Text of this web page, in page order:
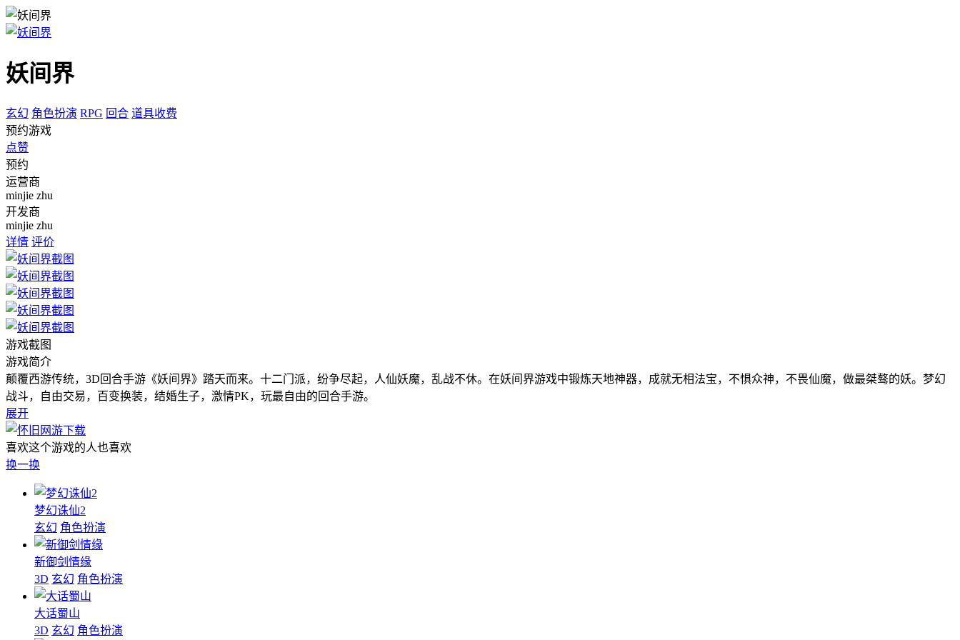
妖间界
玄幻 角色扮演 RPG 回合 道具收费
预约游戏
点赞
预约
运营商
minjie zhu
开发商
minjie zhu
详情 评价
游戏截图
游戏简介
颠覆西游传统，3D回合手游《妖间界》踏天而来。十二门派，纷争尽起，人仙妖魔，乱战不休。在妖间界游戏中锻炼天地神器，成就无相法宝，不惧众神，不畏仙魔，做最桀骜的妖。梦幻
战斗，自由交易，百变换装，结婚生子，激情PK，玩最自由的回合手游。
展开
喜欢这个游戏的人也喜欢
换一换
梦幻诛仙2
玄幻 角色扮演
新御剑情缘
3D 玄幻 角色扮演
大话蜀山
3D 玄幻 角色扮演